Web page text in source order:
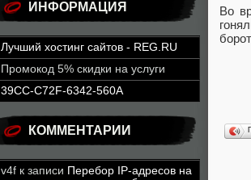
ИНФОРМАЦИЯ
Лучший хостинг сайтов - REG.RU
Промокод 5% скидки на услуги
39CC-C72F-6342-560A
КОММЕНТАРИИ
v4f к записи Перебор IP-адресов на
Во